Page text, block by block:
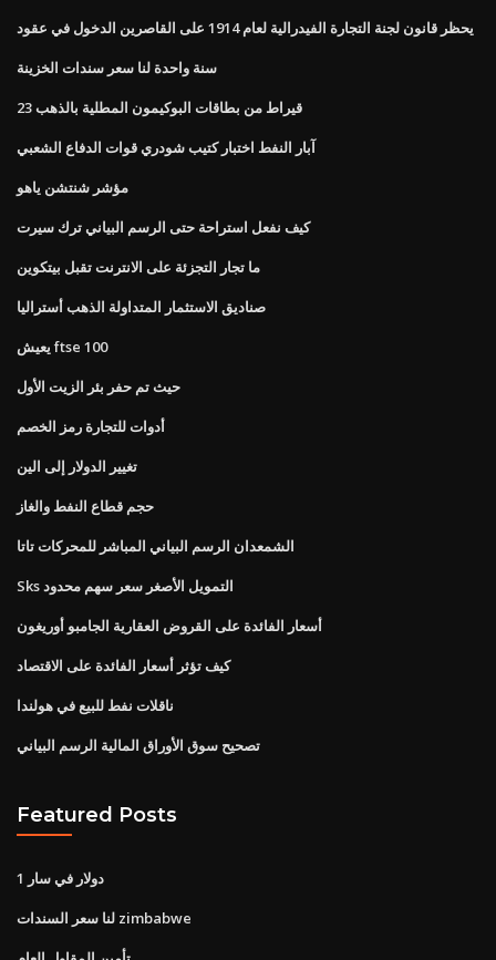
يحظر قانون لجنة التجارة الفيدرالية لعام 1914 على القاصرين الدخول في عقود
سنة واحدة لنا سعر سندات الخزينة
23 قيراط من بطاقات البوكيمون المطلية بالذهب
آبار النفط اختبار كتيب شودري قوات الدفاع الشعبي
مؤشر شنتشن ياهو
كيف نفعل استراحة حتى الرسم البياني ترك سيرت
ما تجار التجزئة على الانترنت تقبل بيتكوين
صناديق الاستثمار المتداولة الذهب أستراليا
يعيش ftse 100
حيث تم حفر بئر الزيت الأول
أدوات للتجارة رمز الخصم
تغيير الدولار إلى الين
حجم قطاع النفط والغاز
الشمعدان الرسم البياني المباشر للمحركات تاتا
Sks التمويل الأصغر سعر سهم محدود
أسعار الفائدة على القروض العقارية الجامبو أوريغون
كيف تؤثر أسعار الفائدة على الاقتصاد
ناقلات نفط للبيع في هولندا
تصحيح سوق الأوراق المالية الرسم البياني
Featured Posts
1 دولار في سار
لنا سعر السندات zimbabwe